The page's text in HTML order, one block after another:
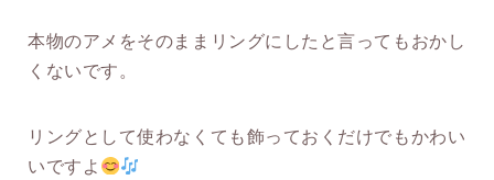
本物のアメをそのままリングにしたと言ってもおかし
くないです。
リングとして使わなくても飾っておくだけでもかわい
いですよ